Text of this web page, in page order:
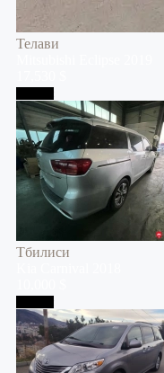
Телави
Тбилиси